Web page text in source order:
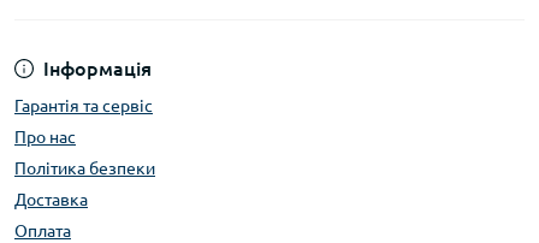
Інформація
Гарантія та сервіс
Про нас
Політика безпеки
Доставка
Оплата